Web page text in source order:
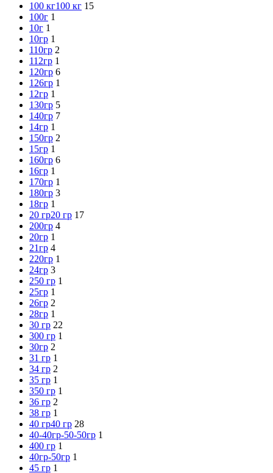
100 кг100 кг 15
100г 1
10г 1
10гр 1
110гр 2
112гр 1
120гр 6
126гр 1
12гр 1
130гр 5
140гр 7
14гр 1
150гр 2
15гр 1
160гр 6
16гр 1
170гр 1
180гр 3
18гр 1
20 гр20 гр 17
200гр 4
20гр 1
21гр 4
220гр 1
24гр 3
250 гр 1
25гр 1
26гр 2
28гр 1
30 гр 22
300 гр 1
30гр 2
31 гр 1
34 гр 2
35 гр 1
350 гр 1
36 гр 2
38 гр 1
40 гр40 гр 28
40-40гр-50-50гр 1
400 гр 1
40гр-50гр 1
45 гр 1